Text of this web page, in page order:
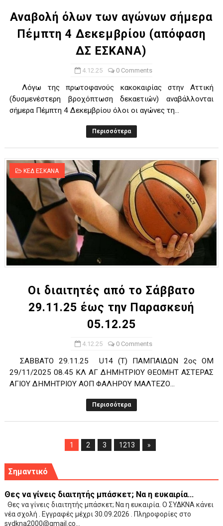
Αναβολή όλων των αγώνων σήμερα
Πέμπτη 4 Δεκεμβρίου (απόφαση
ΔΣ ΕΣΚΑΝΑ)
4.12.25 0 Comments
Λόγω της πρωτοφανούς κακοκαιρίας στην Αττική
(δυσμενέστερη βροχόπτωση δεκαετιών) αναβάλλονται
σήμερα Πέμπτη 4 Δεκεμβρίου όλοι οι αγώνες τη...
Περισσότερα
ΚΕΔ ΕΣΚΑΝΑ
Οι διαιτητές από το Σάββατο
29.11.25 έως την Παρασκευή
05.12.25
4.12.25 0 Comments
ΣΑΒΒΑΤΟ 29.11.25 U14 (Τ) ΠΑΜΠΑΙΔΩΝ 2ος ΟΜ
29/11/2025 08.45 ΚΛ ΑΓ ΔΗΜΗΤΡΙΟΥ ΘΕΟΜΗΤ ΑΣΤΕΡΑΣ
ΑΓΙΟΥ ΔΗΜΗΤΡΙΟΥ ΑΟΠ ΦΑΛΗΡΟΥ ΜΑΛΤΕΖΟ...
Περισσότερα
1 2 3 1213 »
Σημαντικό
Θες να γίνεις διαιτητής μπάσκετ; Να η ευκαιρία...
Θες να γίνεις διαιτητής μπάσκετ; Να η ευκαιρία. Ο ΣΥΔΚΝΑ κάνει
νέα σχολή . Εγγραφές μέχρι 30.09.2026 . Πληροφορίες στο
sydkna2000@gmail.co...